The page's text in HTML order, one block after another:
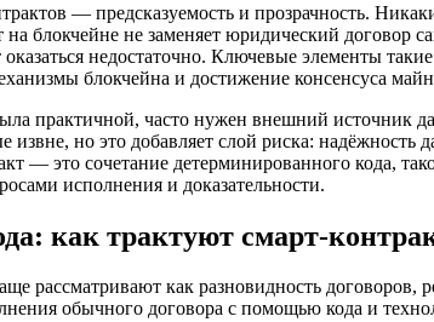
— предсказуемость и прозрачность.
на блокчейне не заменяет юридический
недостаточно. Ключевые элементы
блокчейна и достижение консенсуса
практичной, часто нужен внешний
но это добавляет слой риска: надёжность
— это сочетание детерминированного кода,
исполнения и доказательности.
как трактуют
рассматривают как разновидность
обычного договора с помощью кода и